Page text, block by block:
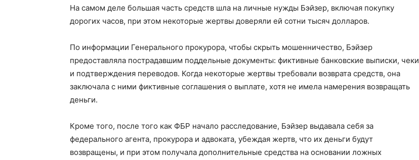
На самом деле большая часть средств шла на личные нужды Бэйзер, включая покупку
дорогих часов, при этом некоторые жертвы доверяли ей сотни тысяч долларов.
По информации Генерального прокурора, чтобы скрыть мошенничество, Бэйзер
предоставляла пострадавшим поддельные документы: фиктивные банковские выписки, чеки
и подтверждения переводов. Когда некоторые жертвы требовали возврата средств, она
заключала с ними фиктивные соглашения о выплате, хотя не имела намерения возвращать
деньги.
Кроме того, после того как ФБР начало расследование, Бэйзер выдавала себя за
федерального агента, прокурора и адвоката, убеждая жертв, что их деньги будут
возвращены, и при этом получала дополнительные средства на основании ложных